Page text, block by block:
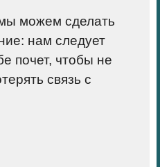
можем сделать
нам следует
почет, чтобы не
связь с